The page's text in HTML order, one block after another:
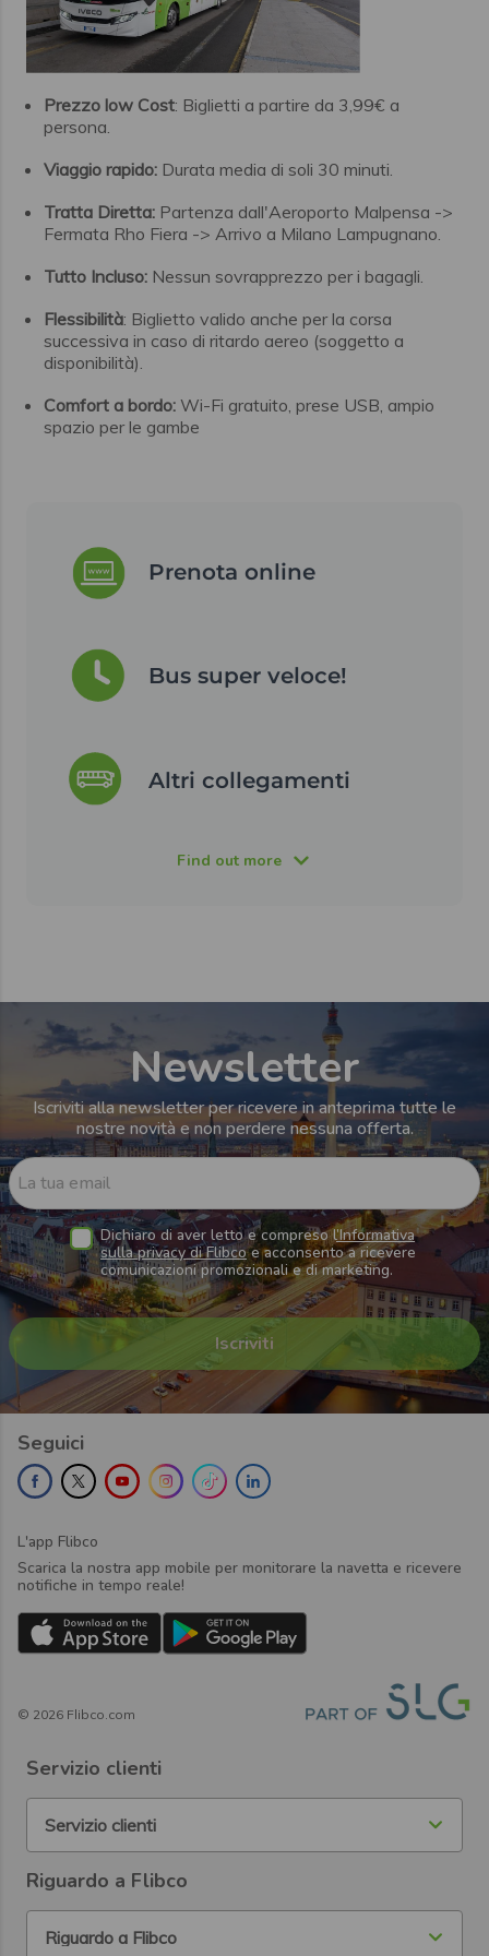
Prenota online
Bus super veloce!
Altri collegamenti
Find out more
possibile richiedere di portare più bagagli.
Prezzo low Cost: Biglietti a partire da 3,99€ a
persona.
Viaggio rapido: Durata media di soli 30 minuti.
Tratta Diretta: Partenza dall'Aeroporto Malpensa ->
Fermata Rho Fiera -> Arrivo a Milano Lampugnano.
Tutto Incluso: Nessun sovrapprezzo per i bagagli.
Flessibilità: Biglietto valido anche per la corsa
successiva in caso di ritardo aereo (soggetto a
disponibilità).
Comfort a bordo: Wi-Fi gratuito, prese USB, ampio
spazio per le gambe
Newsletter
Iscriviti alla newsletter per ricevere in anteprima tutte le
nostre novità e non perdere nessuna offerta.
La tua email
Dichiaro di aver letto e compreso l’Informativa
sulla privacy di Flibcoe acconsento a ricevere
comunicazioni promozionali e di marketing.
Seguici
L'app Flibco
Scarica la nostra app mobile per monitorare la navetta e ricevere
notifiche in tempo reale!
© 2026 Flibco.com
Servizio clienti
Servizio clienti
Riguardo a Flibco
Riguardo a Flibco